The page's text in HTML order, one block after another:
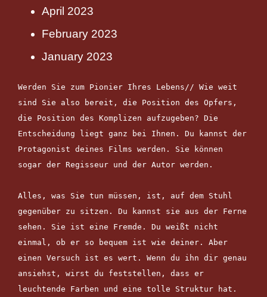
April 2023
February 2023
January 2023
Werden Sie zum Pionier Ihres Lebens// Wie weit
sind Sie also bereit, die Position des Opfers,
die Position des Komplizen aufzugeben? Die
Entscheidung liegt ganz bei Ihnen. Du kannst der
Protagonist deines Films werden. Sie können
sogar der Regisseur und der Autor werden.
Alles, was Sie tun müssen, ist, auf dem Stuhl
gegenüber zu sitzen. Du kannst sie aus der Ferne
sehen. Sie ist eine Fremde. Du weißt nicht
einmal, ob er so bequem ist wie deiner. Aber
einen Versuch ist es wert. Wenn du ihn dir genau
ansiehst, wirst du feststellen, dass er
leuchtende Farben und eine tolle Struktur hat.